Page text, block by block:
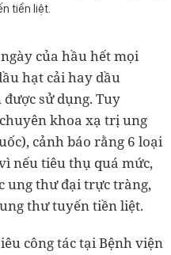
tiền liệt.
của hầu hết mọi
hạt cải hay dầu
sử dụng. Tuy
khoa xạ trị ung
cảnh báo rằng 6 loại
nếu tiêu thụ quá mức,
ung thư đại trực tràng,
thư tuyến tiền liệt.
công tác tại Bệnh viện